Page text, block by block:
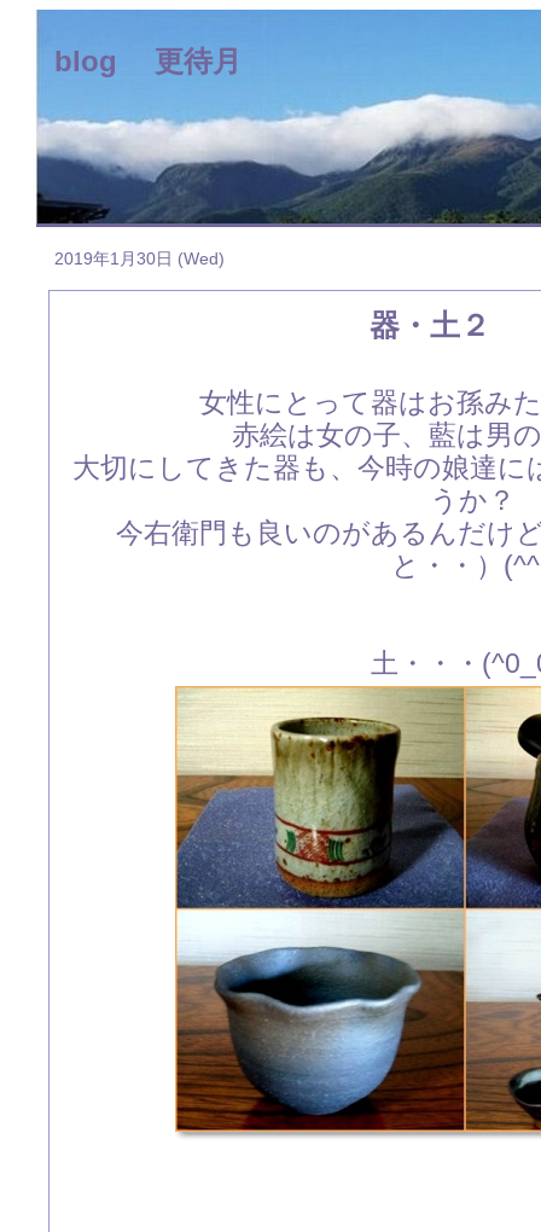
blog 更待月
2019年1月30日 (Wed)
器・土２
女性にとって器はお孫み
赤絵は女の子、藍は男
大切にしてきた器も、今時の娘達
うか？
今右衛門も良いのがあるんだけ
と・・）
土・・・